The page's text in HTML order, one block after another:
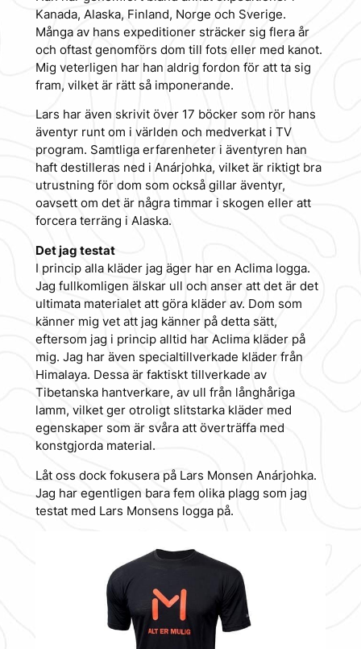
Kanada, Alaska, Finland, Norge och Sverige.
Många av hans expeditioner sträcker sig flera år
och oftast genomförs dom till fots eller med kanot.
Mig veterligen har han aldrig fordon för att ta sig
fram, vilket är rätt så imponerande.
Lars har även skrivit över 17 böcker som rör hans
äventyr runt om i världen och medverkat i TV
program. Samtliga erfarenheter i äventyren han
haft destilleras ned i Anárjohka, vilket är riktigt bra
utrustning för dom som också gillar äventyr,
oavsett om det är några timmar i skogen eller att
forcera terräng i Alaska.
Det jag testat
I princip alla kläder jag äger har en Aclima logga.
Jag fullkomligen älskar ull och anser att det är det
ultimata materialet att göra kläder av. Dom som
känner mig vet att jag känner på detta sätt,
eftersom jag i princip alltid har Aclima kläder på
mig. Jag har även specialtillverkade kläder från
Himalaya. Dessa är faktiskt tillverkade av
Tibetanska hantverkare, av ull från långhåriga
lamm, vilket ger otroligt slitstarka kläder med
egenskaper som är svåra att överträffa med
konstgjorda material.
Låt oss dock fokusera på Lars Monsen Anárjohka.
Jag har egentligen bara fem olika plagg som jag
testat med Lars Monsens logga på.